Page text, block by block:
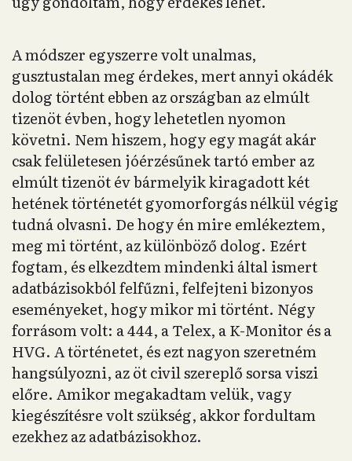
A módszer egyszerre volt unalmas,
gusztustalan meg érdekes, mert annyi okádék
dolog történt ebben az országban az elmúlt
tizenöt évben, hogy lehetetlen nyomon
követni. Nem hiszem, hogy egy magát akár
csak felületesen jóérzésűnek tartó ember az
elmúlt tizenöt év bármelyik kiragadott két
hetének történetét gyomorforgás nélkül végig
tudná olvasni. De hogy én mire emlékeztem,
meg mi történt, az különböző dolog. Ezért
fogtam, és elkezdtem mindenki által ismert
adatbázisokból felfűzni, felfejteni bizonyos
eseményeket, hogy mikor mi történt. Négy
forrásom volt: a 444, a Telex, a K-Monitor és a
HVG. A történetet, és ezt nagyon szeretném
hangsúlyozni, az öt civil szereplő sorsa viszi
előre. Amikor megakadtam velük, vagy
kiegészítésre volt szükség, akkor fordultam
ezekhez az adatbázisokhoz.